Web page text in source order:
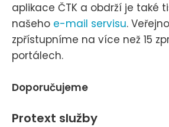
aplikace ČTK a obdrží je také
našeho e-mail servisu.
zpřístupníme na více než 15
portálech.
Doporučujeme
Protext služby